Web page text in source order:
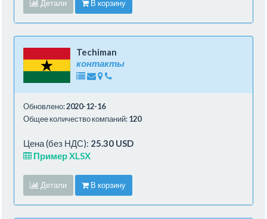
Детали В корзину
Techiman
контакты
Обновлено:2020-12-16
Общее количество компаний:120
Цена (без НДС): 25.30 USD
Пример XLSX
Детали В корзину